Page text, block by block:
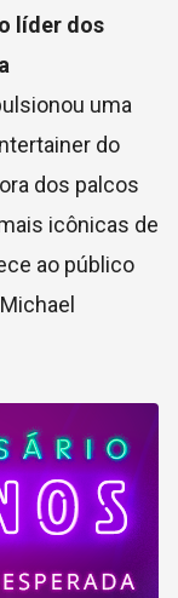
líder dos
uma
do
dos palcos
icônicas de
ao público